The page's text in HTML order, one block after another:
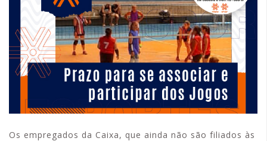
Os empregados da Caixa, que ainda não são filiados às